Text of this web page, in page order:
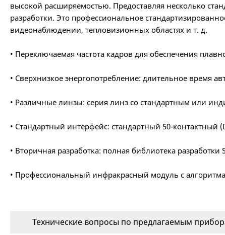
высокой расширяемостью. Предоставляя несколько
разработки. Это профессиональное
видеонаблюдении, тепловизионных областях и т. д.
• Переключаемая частота кадров для обеспечения
• Сверхнизкое энергопотребление: длительное время
• Различные линзы: серия линз со стандартным или
• Стандартный интерфейс: стандартный 50-контактный
• Вторичная разработка: полная библиотека
• Профессиональный инфракрасный модуль с
Технические вопросы по предлагаемым